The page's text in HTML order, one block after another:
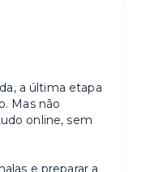
a última etapa
Mas não
online, sem
e preparar a